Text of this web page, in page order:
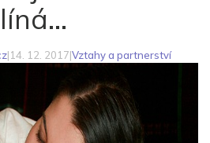
líná...
|14. 12. 2017|Vztahy a partnerství